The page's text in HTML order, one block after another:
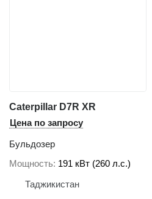
Caterpillar D7R XR
Цена по запросу
Бульдозер
Мощность 191 кВт (260 л.с.)
Таджикистан